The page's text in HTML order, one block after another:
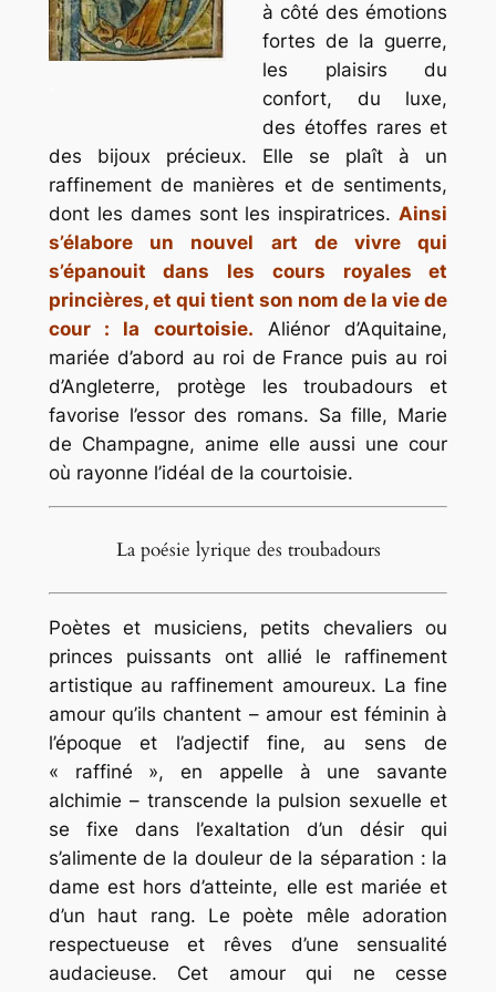
à côté des émotions
fortes de la guerre,
les plaisirs du
confort, du luxe,
des étoffes rares et
des bijoux précieux. Elle se plaît à un
raffinement de manières et de sentiments,
dont les dames sont les inspiratrices.Ainsi
s’élabore un nouvel art de vivre qui
s’épanouit dans les cours royales et
princières, et qui tient son nom de la vie de
cour : la courtoisie. Aliénor d’Aquitaine,
mariée d’abord au roi de France puis au roi
d’Angleterre, protège les troubadours et
favorise l’essor des romans. Sa fille, Marie
de Champagne, anime elle aussi une cour
où rayonne l’idéal de la courtoisie.
La poésie lyrique des troubadours
Poètes et musiciens, petits chevaliers ou
princes puissants ont allié le raffinement
artistique au raffinement amoureux. La fine
amour qu’ils chantent – amour est féminin à
l’époque et l’adjectif fine, au sens de
« raffiné », en appelle à une savante
alchimie – transcende la pulsion sexuelle et
se fixe dans l’exaltation d’un désir qui
s’alimente de la douleur de la séparation : la
dame est hors d’atteinte, elle est mariée et
d’un haut rang. Le poète mêle adoration
respectueuse et rêves d’une sensualité
audacieuse. Cet amour qui ne cesse